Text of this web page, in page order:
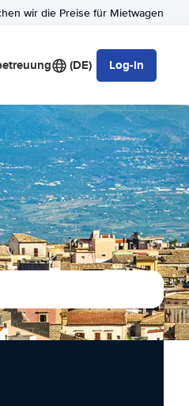
wir die Preise für Mietwagen
(DE) Log-in